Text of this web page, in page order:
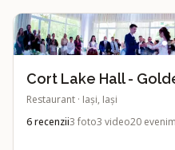
Cort Lake Hall -
Restaurant · Iași, Iași
6recenzii3 foto3 video20